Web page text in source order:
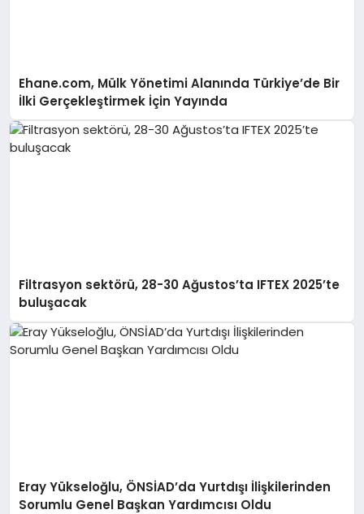
Ehane.com, Mülk Yönetimi Alanında Türkiye’de Bir
İlki Gerçekleştirmek İçin Yayında
Filtrasyon sektörü, 28-30 Ağustos’ta IFTEX 2025’te
buluşacak
Eray Yükseloğlu, ÖNSİAD’da Yurtdışı İlişkilerinden
Sorumlu Genel Başkan Yardımcısı Oldu